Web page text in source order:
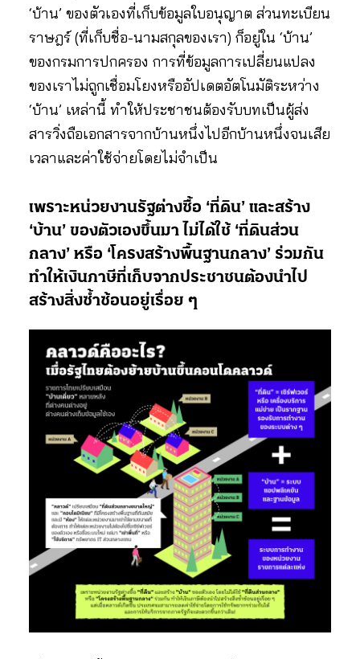
‘บ้าน’ ของตัวเองที่เก็บข้อมูลใบอนุญาต ส่วนทะเบียน
ราษฎร์ (ที่เก็บชื่อ-นามสกุลของเรา) ก็อยู่ใน ‘บ้าน’
ของกรมการปกครอง การที่ข้อมูลการเปลี่ยนแปลง
ของเราไม่ถูกเชื่อมโยงหรืออัปเดตอัตโนมัติระหว่าง
‘บ้าน’ เหล่านี้ ทำให้ประชาชนต้องรับบทเป็นผู้ส่ง
สารวิ่งถือเอกสารจากบ้านหนึ่งไปอีกบ้านหนึ่งจนเสีย
เวลาและค่าใช้จ่ายโดยไม่จำเป็น
เพราะหน่วยงานรัฐต่างซื้อ ‘ที่ดิน’ และสร้าง
‘บ้าน’ ของตัวเองขึ้นมา ไม่ได้ใช้ ‘ที่ดินส่วน
กลาง’ หรือ ‘โครงสร้างพื้นฐานกลาง’ ร่วมกัน
ทำให้เงินภาษีที่เก็บจากประชาชนต้องนำไป
สร้างสิ่งซ้ำซ้อนอยู่เรื่อย ๆ